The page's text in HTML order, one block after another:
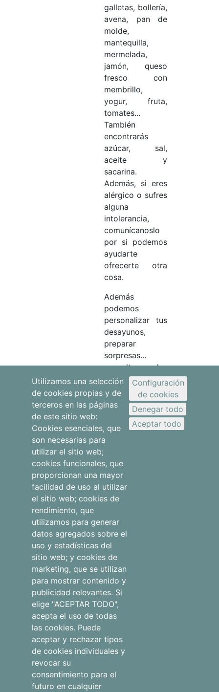
galletas, bollería,
avena, pan de
molde,
mantequilla,
mermelada,
jamón, queso
fresco con
membrillo,
yogur, fruta,
tomates...
También
encontrarás
azúcar, sal,
aceite y
sacarina.
Además, si eres
alérgico o sufres
alguna
intolerancia,
comunícanoslo
por si podemos
ayudarte
ofrecerte otra
cosa.
Además
podemos
personalizar tus
desayunos,
preparar
sorpresas...
consulta las
posibles ideas
que te
ofrecemos.
Utilizamos una selección
de cookies propias y de
terceros en las páginas
de este sitio web:
Cookies esenciales, que
son necesarias para
utilizar el sitio web;
cookies funcionales, que
proporcionan una mayor
facilidad de uso al utilizar
el sitio web; cookies de
rendimiento, que
utilizamos para generar
datos agregados sobre el
uso y estadísticas del
sitio web; y cookies de
marketing, que se utilizan
para mostrar contenido y
publicidad relevantes. Si
elige "ACEPTAR TODO",
acepta el uso de todas
las cookies. Puede
aceptar y rechazar tipos
de cookies individuales y
revocar su
consentimiento para el
futuro en cualquier
Configuración
de cookies
Denegar todo
Aceptar todo
Apartamentos
alojamientos
Blog
Qué hacer
Tienda
Faqs
Aviso legal
Política de
privacidad
cookies